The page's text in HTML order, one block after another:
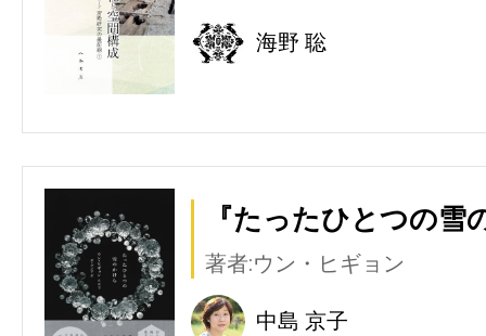
海野 聡
『たったひとつの雪
著者:ウン・ヒギョン
中島 京子